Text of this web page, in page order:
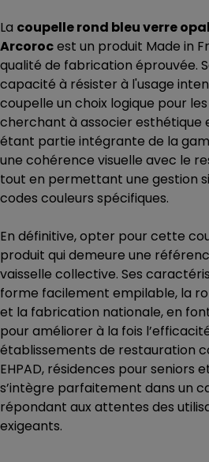
La coupelle rond bleu verre
Arcorocest un produit Made in
qualité de fabrication éprouvée.
capacité à résister à l'usage
coupelle un choix logique pour
cherchant à associer esthétique
étant partie intégrante de la
une cohérence visuelle avec le
tout en permettant une gestion
codes couleurs spécifiques.
En définitive, opter pour cette
produit qui demeure une
vaisselle collective. Ses
forme facilement empilable, la
et la fabrication nationale, en
pour améliorer à la fois
établissements de restauration
EHPAD, résidences pour seniors
s’intègre parfaitement dans un
répondant aux attentes des
exigeants.